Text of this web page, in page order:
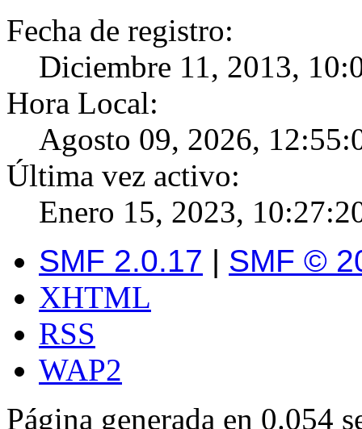
Fecha de registro:
Diciembre 11, 2013,
Hora Local:
Agosto 09, 2026,
Última vez activo:
Enero 15, 2023,
SMF 2.0.17 | SMF ©
XHTML
RSS
WAP2
Página generada en 0.054